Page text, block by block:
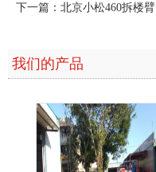
下一篇： 北京小松460拆楼臂
我们的产品